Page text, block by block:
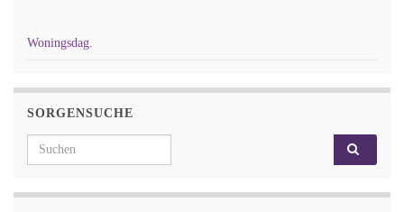
Woningsdag.
SORGENSUCHE
Search for: